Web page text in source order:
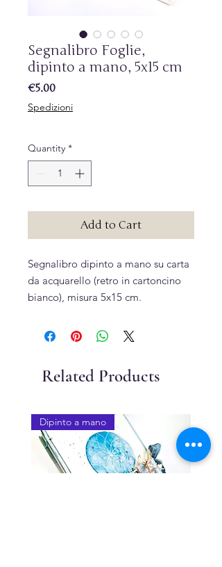
Segnalibro Foglie,
dipinto a mano, 5x15 cm
€5.00Price
Spedizioni
Quantity *
Add to Cart
Segnalibro dipinto a mano su carta
da acquarello (retro in cartoncino
bianco), misura 5x15 cm.
Related Products
Dipinto a mano